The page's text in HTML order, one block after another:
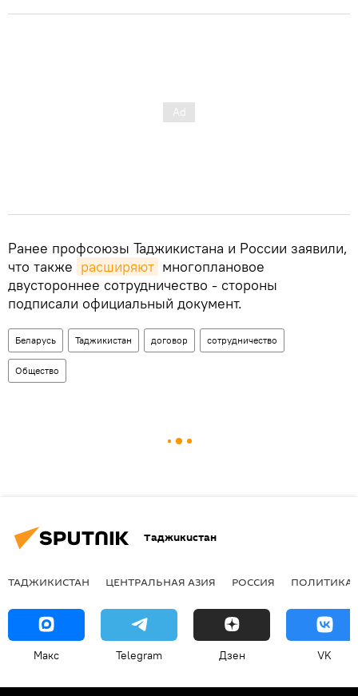
Ранее профсоюзы Таджикистана и России заявили,
что также расширяют многоплановое
двустороннее сотрудничество - стороны
подписали официальный документ.
Беларусь Таджикистан договор сотрудничество
Общество
Таджикистан
ТАДЖИКИСТАН ЦЕНТРАЛЬНАЯ АЗИЯ РОССИЯ ПОЛИТИКА
Макс Telegram Дзен VK